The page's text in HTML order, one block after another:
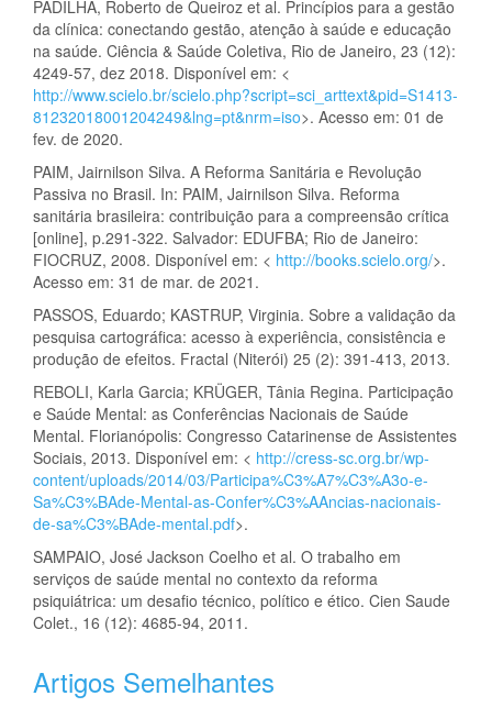
PADILHA, Roberto de Queiroz et al. Princípios para a gestão
da clínica: conectando gestão, atenção à saúde e educação
na saúde. Ciência & Saúde Coletiva, Rio de Janeiro, 23 (12):
4249-57, dez 2018. Disponível em: <
http://www.scielo.br/scielo.php?script=sci_arttext&pid=S1413-
81232018001204249&lng=pt&nrm=iso>. Acesso em: 01 de
fev. de 2020.
PAIM, Jairnilson Silva. A Reforma Sanitária e Revolução
Passiva no Brasil. In: PAIM, Jairnilson Silva. Reforma
sanitária brasileira: contribuição para a compreensão crítica
[online], p.291-322. Salvador: EDUFBA; Rio de Janeiro:
FIOCRUZ, 2008. Disponível em: < http://books.scielo.org/>.
Acesso em: 31 de mar. de 2021.
PASSOS, Eduardo; KASTRUP, Virginia. Sobre a validação da
pesquisa cartográfica: acesso à experiência, consistência e
produção de efeitos. Fractal (Niterói) 25 (2): 391-413, 2013.
REBOLI, Karla Garcia; KRÜGER, Tânia Regina. Participação
e Saúde Mental: as Conferências Nacionais de Saúde
Mental. Florianópolis: Congresso Catarinense de Assistentes
Sociais, 2013. Disponível em: < http://cress-sc.org.br/wp-
content/uploads/2014/03/Participa%C3%A7%C3%A3o-e-
Sa%C3%BAde-Mental-as-Confer%C3%AAncias-nacionais-
de-sa%C3%BAde-mental.pdf>.
SAMPAIO, José Jackson Coelho et al. O trabalho em
serviços de saúde mental no contexto da reforma
psiquiátrica: um desafio técnico, político e ético. Cien Saude
Colet., 16 (12): 4685-94, 2011.
Artigos Semelhantes